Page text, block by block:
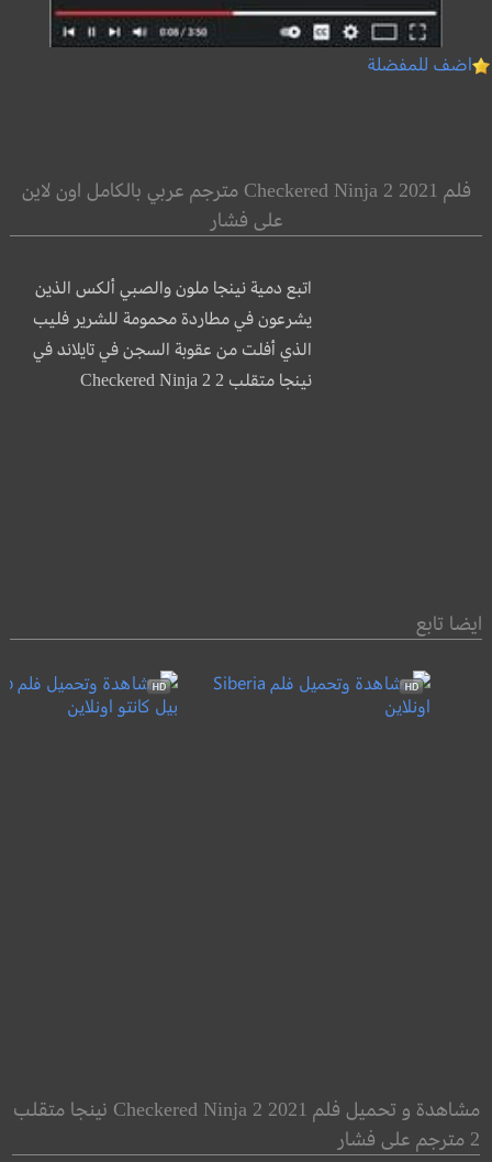
اضف للمفضلة
فلم Checkered Ninja 2 2021 مترجم عربي بالكامل اون لاين
على فشار
اتبع دمية نينجا ملون والصبي ألكس الذين
يشرعون في مطاردة محمومة للشرير فليب
الذي أفلت من عقوبة السجن في تايلاند في
نينجا متقلب 2 Checkered Ninja 2
ايضا تابع
جريمة●
بيل كانتو
مشاهدة و تحميل فلم Checkered Ninja 2 2021 نينجا متقلب
2 مترجم على فشار